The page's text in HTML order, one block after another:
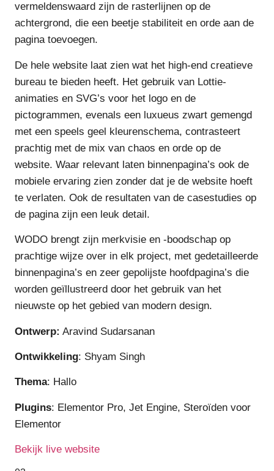
vermeldenswaard zijn de rasterlijnen op de
achtergrond, die een beetje stabiliteit en orde aan de
pagina toevoegen.
De hele website laat zien wat het high-end creatieve
bureau te bieden heeft. Het gebruik van Lottie-
animaties en SVG’s voor het logo en de
pictogrammen, evenals een luxueus zwart gemengd
met een speels geel kleurenschema, contrasteert
prachtig met de mix van chaos en orde op de
website. Waar relevant laten binnenpagina’s ook de
mobiele ervaring zien zonder dat je de website hoeft
te verlaten. Ook de resultaten van de casestudies op
de pagina zijn een leuk detail.
WODO brengt zijn merkvisie en -boodschap op
prachtige wijze over in elk project, met gedetailleerde
binnenpagina’s en zeer gepolijste hoofdpagina’s die
worden geïllustreerd door het gebruik van het
nieuwste op het gebied van modern design.
Ontwerp: Aravind Sudarsanan
Ontwikkeling: Shyam Singh
Thema: Hallo
Plugins: Elementor Pro, Jet Engine, Steroïden voor
Elementor
Bekijk live website